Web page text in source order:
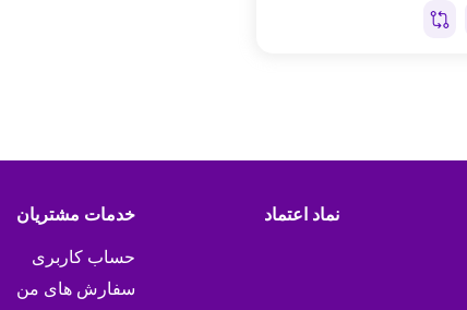
نماد اعتماد خدمات مشتریان
حساب کاربری
سفارش های من